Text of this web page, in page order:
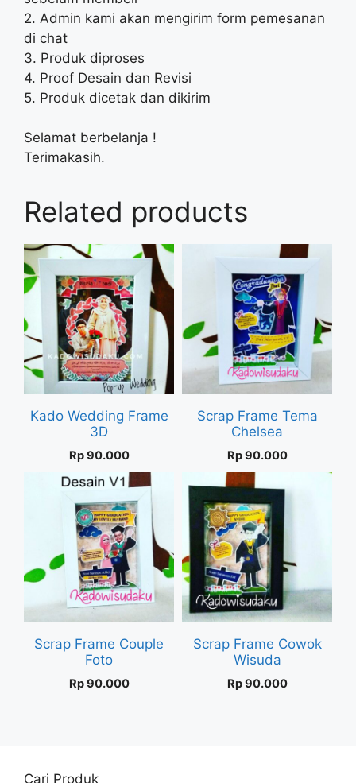
2. Admin kami akan mengirim form pemesanan
di chat
3. Produk diproses
4. Proof Desain dan Revisi
5. Produk dicetak dan dikirim
Selamat berbelanja !
Terimakasih.
Related products
Kado Wedding Frame
3D
Rp90.000
Scrap Frame Tema
Chelsea
Rp90.000
Scrap Frame Couple
Foto
Rp90.000
Scrap Frame Cowok
Wisuda
Rp90.000
Cari Produk